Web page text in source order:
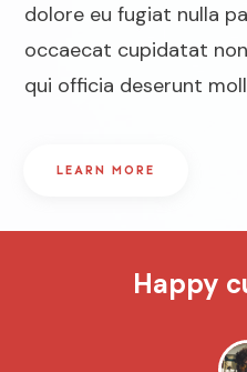
dolore eu fugiat nulla
occaecat cupidatat
qui officia deserunt
LEARN MORE
Happy